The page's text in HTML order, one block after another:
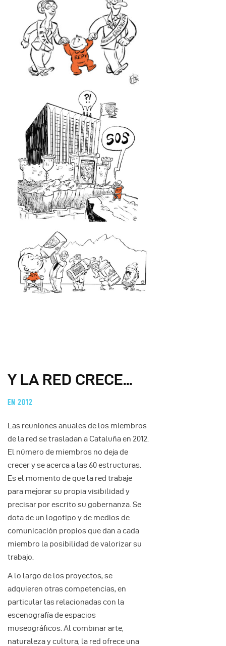
Y LA RED CRECE...
EN 2012
Las reuniones anuales de los miembros
de la red se trasladan a Cataluña en 2012.
El número de miembros no deja de
crecer y se acerca a las 60 estructuras.
Es el momento de que la red trabaje
para mejorar su propia visibilidad y
precisar por escrito su gobernanza. Se
dota de un logotipo y de medios de
comunicación propios que dan a cada
miembro la posibilidad de valorizar su
trabajo.
A lo largo de los proyectos, se
adquieren otras competencias, en
particular las relacionadas con la
escenografía de espacios
museográficos. Al combinar arte,
naturaleza y cultura, la red ofrece una